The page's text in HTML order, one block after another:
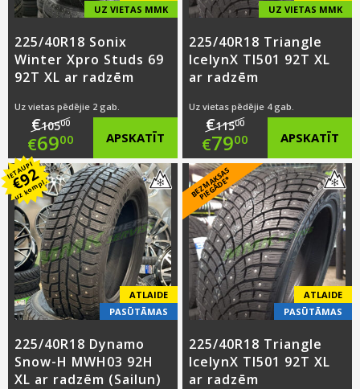
UZ VIETAS MMK
225/40R18 Sonix
Winter Xpro Studs 69
92T XL ar radzēm
Uz vietas pēdējie 2 gab.
€10500
Original
price
was:
€105.00.
€6900
Current
price
is:
€69.00.
APSKATĪT
UZ VIETAS MMK
225/40R18 Triangle
IcelynX TI501 92T XL
ar radzēm
Uz vietas pēdējie 4 gab.
€11500
Original
price
was:
€115.00.
€7900
Current
price
is:
€79.00.
APSKATĪT
IETAUPI
€92
uz kompl.
ATLAIDE
PASŪTĀMAS
225/40R18 Dynamo
Snow-H MWH03 92H
XL ar radzēm (Sailun)
B
E
Z
M
A
K
S
A
S
PI
E
G
Ā
D
E
*
ATLAIDE
PASŪTĀMAS
225/40R18 Triangle
IcelynX TI501 92T XL
ar radzēm